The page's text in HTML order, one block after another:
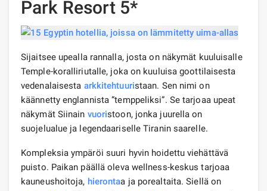
Park Resort 5*
Sijaitsee upealla rannalla, josta on näkymät kuuluisalle
Temple-koralliriutalle, joka on kuuluisa goottilaisesta
vedenalaisesta arkkitehtuuristaan. Sen nimi on
käännetty englannista ”temppeliksi”. Se tarjoaa upeat
näkymät Siinain vuoristoon, jonka juurella on
suojelualue ja legendaariselle Tiranin saarelle.
Kompleksia ympäröi suuri hyvin hoidettu viehättävä
puisto. Paikan päällä oleva wellness-keskus tarjoaa
kauneushoitoja, hierontaa ja porealtaita. Siellä on